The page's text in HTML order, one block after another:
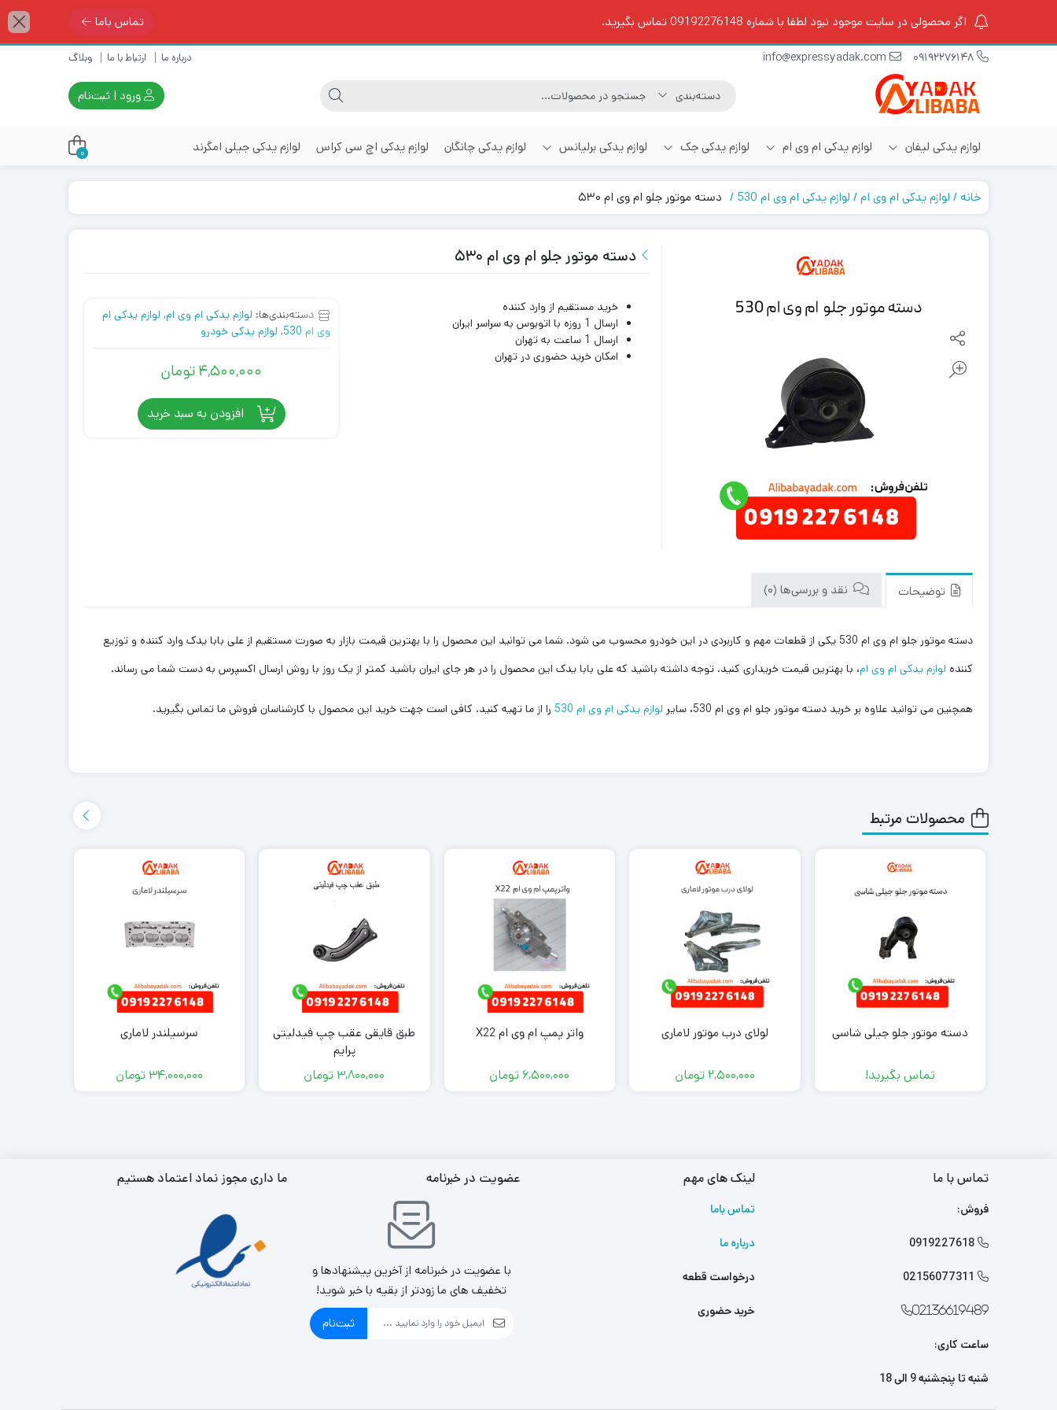
اگر محصولی در سایت موجود نبود لطفا با شماره 09192276148 تماس بگیرید. تماس باما
درباره ما ارتباط با ما وبلاگ
ورود | ثبت‌نام
لوازم یدکی لیفان لوازم یدکی ام وی ام لوازم یدکی جک لوازم یدکی برلیانس لوازم یدکی چانگان لوازم یدکی اچ سی کراس لوازم یدکی جیلی امگرند 0
خانه لوازم یدکی ام وی ام لوازم یدکی ام وی ام 530 دسته موتور جلو ام وی ام ۵۳۰
دسته موتور جلو ام وی ام ۵۳۰
خرید مستقیم از وارد کننده
ارسال 1 روزه با اتوبوس به سراسر ایران
ارسال 1 ساعت به تهران
امکان خرید حضوری در تهران
دسته‌بندی‌ها: لوازم یدکی ام وی ام, لوازم یدکی ام
وی ام 530
, لوازم یدکی خودرو
4,500,000تومان
افزودن به سبد خرید
توضیحات نقد و بررسی‌ها (0)
دسته موتور جلو ام وی ام 530 یکی از قطعات مهم و کاربردی در این خودرو محسوب می شود. شما می توانید این محصول را با بهترین قیمت بازار به صورت مستقیم از علی بابا یدک وارد کننده و توزیع
کننده لوازم یدکی ام وی ام، با بهترین قیمت خریداری کنید. توجه داشته باشید که علی بابا یدک این محصول را در هر جای ایران باشید کمتر از یک روز با روش ارسال اکسپرس به دست شما می رساند.
همچنین می توانید علاوه بر خرید دسته موتور جلو ام وی ام 530، سایر لوازم یدکی ام وی ام 530 را از ما تهیه کنید. کافی است جهت خرید این محصول با کارشناسان فروش ما تماس بگیرید.
محصولات مرتبط
دسته موتور جلو جیلی شاسی
تماس بگیرید!
لولای درب موتور لاماری
2,500,000 تومان
واتر پمپ ام وی ام X22
6,500,000 تومان
طبق قایقی عقب چپ فیدلیتی
پرایم
3,800,000 تومان
سرسیلندر لاماری
34,000,000 تومان
تماس با ما
فروش:

0919227618

02156077311
02136619489
ساعت کاری:
شنبه تا پنجشنبه 9 الی 18
لینک های مهم
تماس باما
درباره ما
درخواست قطعه
خرید حضوری
عضویت در خبرنامه
با عضویت در خبرنامه از آخرین پیشنهادها و
تخفیف های ما زودتر از بقیه با خبر شوید!
ثبت‌نام
ما داری مجوز نماد اعتماد هستیم